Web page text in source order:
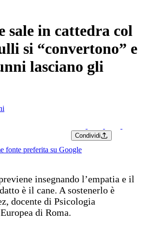
sale in cattedra col
si “convertono” e
lasciano gli
Condividi
fonte preferita su Google
insegnando l’empatia e il
è il cane. A sostenerlo è
docente di Psicologia
di Roma.